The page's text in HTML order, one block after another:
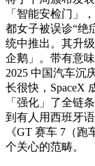
「智能安检门」
都女子被误诊“绝
统中推出。其升
企鹅」。带有意
2025 中国汽车沉
长很快，SpaceX
「强化」了全链
到有人用西班牙
《GT 赛车 7（
个关心的范畴。